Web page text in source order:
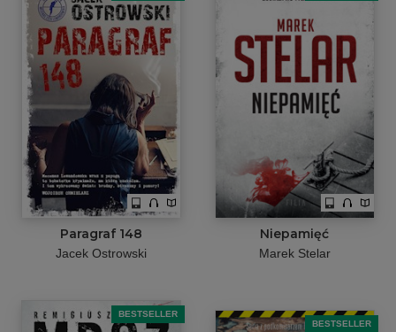
Paragraf 148
Jacek Ostrowski
Niepamięć
Marek Stelar
BESTSELLER
BESTSELLER